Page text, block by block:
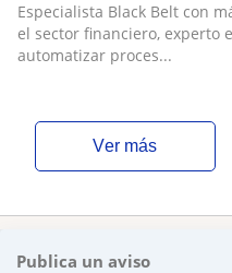
Especialista Black Belt con
el sector financiero, experto
automatizar proces...
ver más
Publica un aviso